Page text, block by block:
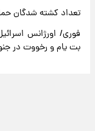
تعداد کشته شدگان حمله
فوری/ اورژانس
بت یام و رخووت در جنوب تل‌آویو، ۳ نفر کشته